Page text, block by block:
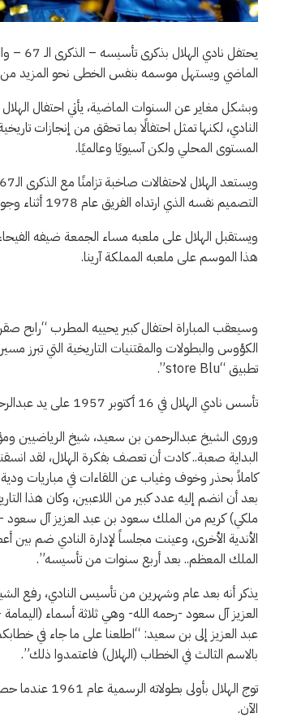
الماضي ويستهل موسمه بنفس الخطى نحو المزيد من
النادي، لكنها تمثل احتفالًا بما تحقق من إنجازات
المستوى المحلي ولكن آسيويًا وعالميًا.
التصميم نفسه الذي ارتداه الفريق عام 1978 أثناء وجود أسطورة كرة القدم البرازيلية “روبيرتو ريفلينو” مع الهلال. وفق “سبورت 24”.
ويستقبل الهلال على ملعبه مساء الجمعة ضيفه
هذا الموسم على ملعبه المملكة آرينا.
وسيعقب المباراة احتفال كبير يحييه المطرب “رابح
الكؤوس والبطولات والمقتنيات التاريخية التي
تطبيق “store Blu”.
تأسس نادي الهلال في 16 أكتوبر 1957 على يد عبدالرحمن بن سعيد تحت اسم النادي الأولمبي، قبل أن يتم تغيير اسمه بعد عام إلى نادي الهلال.
وروى الشيخ عبدالرحمن بن سعيد، شيخ الرياضيين
البداية صعبة.. كادت أن تعصف بفكرة الهلال، لقد
كاملاً بحذر وخوف وغياب عن اللقاءات في مباريات
الملك المعظم.. بعد أربع سنوات من تأسيسه”.
يذكر أنه بعد عام وشهرين من تأسيس النادي، رفع
عبد العزيز إلى بن سعيد: “اطلعنا على ما جاء في
بالاسم الثالث في الخطاب (الهلال) فاعتمدوا ذلك”.
الآن.